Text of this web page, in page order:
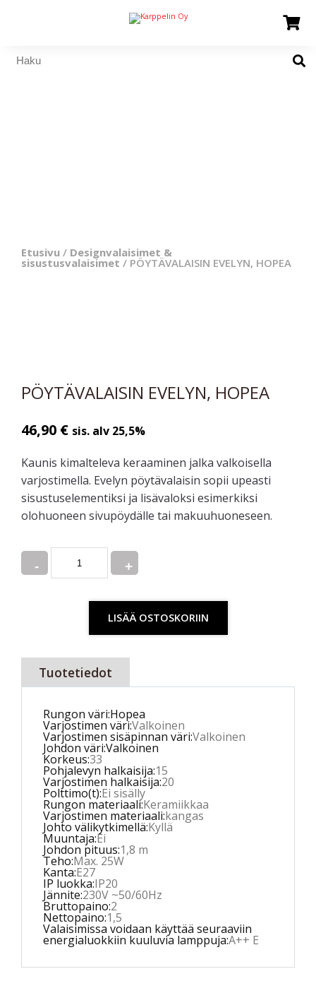
Etusivu / Designvalaisimet &
sisustusvalaisimet / PÖYTÄVALAISIN EVELYN, HOPEA
PÖYTÄVALAISIN EVELYN, HOPEA
46,90 € sis. alv 25,5%
Kaunis kimalteleva keraaminen jalka valkoisella
varjostimella. Evelyn pöytävalaisin sopii upeasti
sisustuselementiksi ja lisävaloksi esimerkiksi
olohuoneen sivupöydälle tai makuuhuoneseen.
Quantity
LISÄÄ OSTOSKORIIN
Tuotetiedot
Rungon väri:Hopea
Varjostimen väri:Valkoinen
Varjostimen sisäpinnan väri:Valkoinen
Johdon väri:Valkoinen
Korkeus:33
Pohjalevyn halkaisija:15
Varjostimen halkaisija:20
Polttimo(t):Ei sisälly
Rungon materiaali:Keramiikkaa
Varjostimen materiaali:kangas
Johto välikytkimellä:Kyllä
Muuntaja:Ei
Johdon pituus:1,8 m
Teho:Max. 25W
Kanta:E27
IP luokka:IP20
Jännite:230V ~50/60Hz
Bruttopaino:2
Nettopaino:1,5
Valaisimissa voidaan käyttää seuraaviin
energialuokkiin kuuluvia lamppuja:A++ E